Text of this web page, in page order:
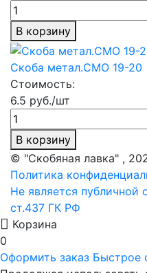
В корзину
Скоба метал.СМО 19-20
Стоимость:
6.5 руб./шт
В корзину
© "Скобяная лавка" ,
Политика
Не является публичной
ст.437 ГК РФ
Корзина
0
Оформить заказ Быстрое